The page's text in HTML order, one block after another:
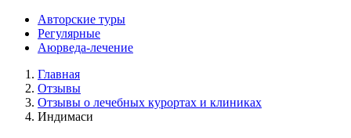
Авторские туры
Регулярные
Аюрведа-лечение
Главная
Отзывы
Отзывы о лечебных курортах и клиниках
Индимаси